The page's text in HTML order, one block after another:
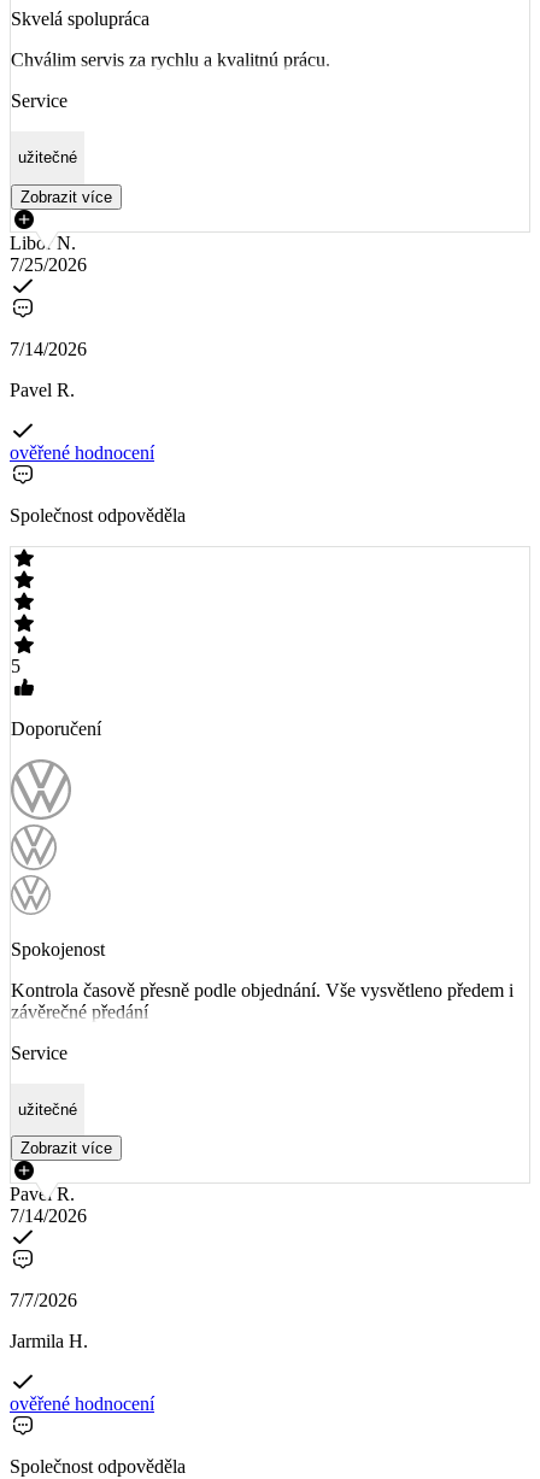
Skvelá spolupráca
Chválim servis za rychlu a kvalitnú prácu.
Service
užitečné
Zobrazit více
Libor N.
7/25/2026
7/14/2026
Pavel R.
ověřené hodnocení
Společnost odpověděla
5
Doporučení
Spokojenost
Kontrola časově přesně podle objednání. Vše vysvětleno předem i
závěrečné předání
Service
užitečné
Zobrazit více
Pavel R.
7/14/2026
7/7/2026
Jarmila H.
ověřené hodnocení
Společnost odpověděla